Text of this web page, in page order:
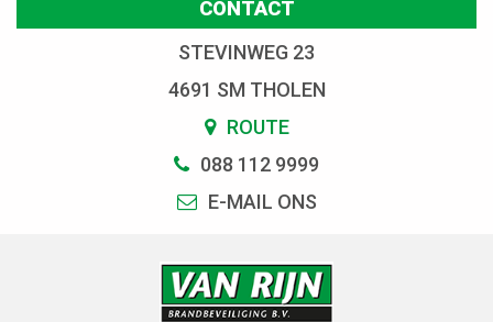
CONTACT
STEVINWEG 23
4691 SM THOLEN
ROUTE
088 112 9999
E-MAIL ONS